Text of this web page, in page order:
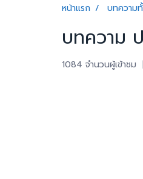
หน้าแรก บทความ
บทความ
1084 จำนวนผู้เข้าชม |